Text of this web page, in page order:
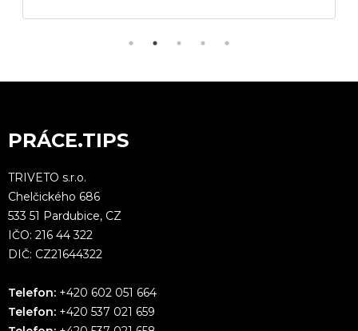
PRÁCE.TIPS
TRIVETO s.r.o.
Chelčického 686
533 51 Pardubice, CZ
IČO: 216 44 322
DIČ: CZ21644322
Telefon: +420 602 051 664
Telefon: +420 537 021 659